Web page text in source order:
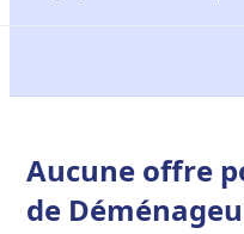
Aucune offre
de